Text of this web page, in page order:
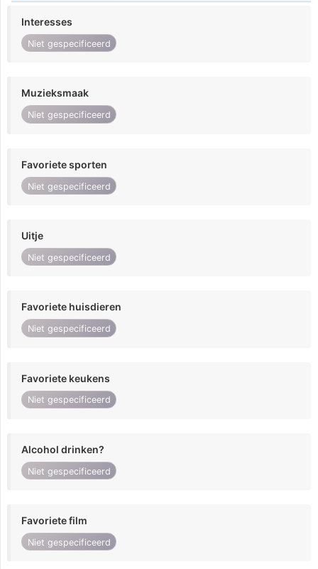
Interesses
Niet gespecificeerd
Muzieksmaak
Niet gespecificeerd
Favoriete sporten
Niet gespecificeerd
Uitje
Niet gespecificeerd
Favoriete huisdieren
Niet gespecificeerd
Favoriete keukens
Niet gespecificeerd
Alcohol drinken?
Niet gespecificeerd
Favoriete film
Niet gespecificeerd